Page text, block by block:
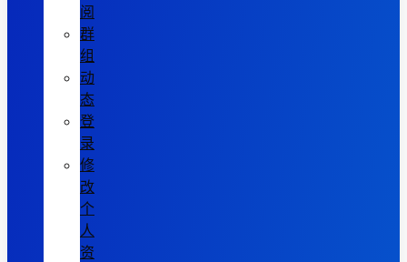
阅
群
组
动
态
登
录
修
改
个
人
资